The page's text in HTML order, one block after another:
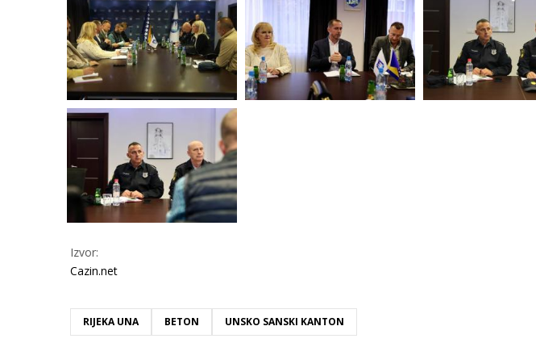
Izvor:
Cazin.net
RIJEKA UNA BETON UNSKO SANSKI KANTON